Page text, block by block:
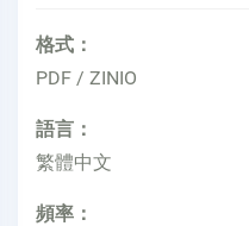
格式：
PDF / ZINIO
語言：
繁體中文
頻率：